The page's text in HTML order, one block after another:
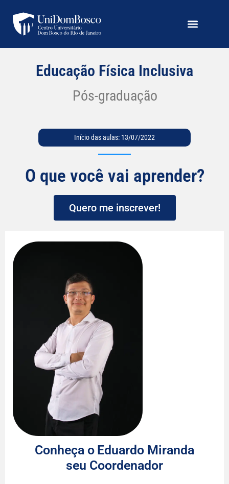
Educação Física Inclusiva
Pós-graduação
Início das aulas: 13/07/2022
O que você vai aprender?
Quero me inscrever!
Conheça oEduardo Miranda
seu Coordenador